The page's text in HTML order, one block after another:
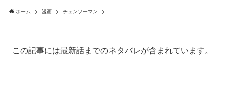
ホーム 漫画 チェンソーマン
この記事には最新話までのネタバレが含まれています。